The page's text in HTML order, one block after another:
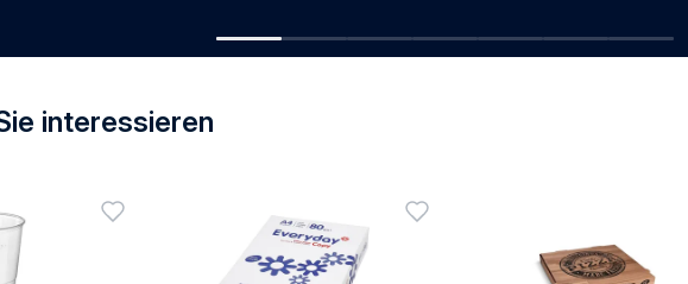
interessieren
interessieren